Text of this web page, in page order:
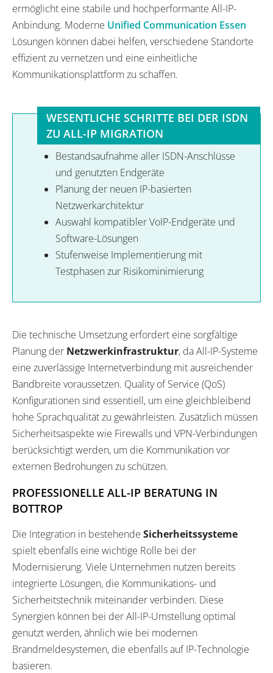
ermöglicht eine stabile und hochperformante All-IP-
Anbindung. Moderne Unified Communication Essen
Lösungen können dabei helfen, verschiedene Standorte
effizient zu vernetzen und eine einheitliche
Kommunikationsplattform zu schaffen.
WESENTLICHE SCHRITTE BEI DER ISDN
ZU ALL-IP MIGRATION
Bestandsaufnahme aller ISDN-Anschlüsse
und genutzten Endgeräte
Planung der neuen IP-basierten
Netzwerkarchitektur
Auswahl kompatibler VoIP-Endgeräte und
Software-Lösungen
Stufenweise Implementierung mit
Testphasen zur Risikominimierung
Die technische Umsetzung erfordert eine sorgfältige
Planung der Netzwerkinfrastruktur, da All-IP-Systeme
eine zuverlässige Internetverbindung mit ausreichender
Bandbreite voraussetzen. Quality of Service (QoS)
Konfigurationen sind essentiell, um eine gleichbleibend
hohe Sprachqualität zu gewährleisten. Zusätzlich müssen
Sicherheitsaspekte wie Firewalls und VPN-Verbindungen
berücksichtigt werden, um die Kommunikation vor
externen Bedrohungen zu schützen.
PROFESSIONELLE ALL-IP BERATUNG IN
BOTTROP
Die Integration in bestehende Sicherheitssysteme
spielt ebenfalls eine wichtige Rolle bei der
Modernisierung. Viele Unternehmen nutzen bereits
integrierte Lösungen, die Kommunikations- und
Sicherheitstechnik miteinander verbinden. Diese
Synergien können bei der All-IP-Umstellung optimal
genutzt werden, ähnlich wie bei modernen
Brandmeldesystemen, die ebenfalls auf IP-Technologie
basieren.